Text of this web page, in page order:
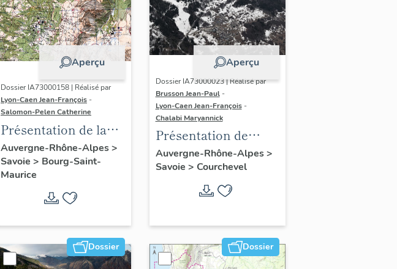
Aperçu
Dossier IA73000158 | Réalisé par
Lyon-Caen Jean-François -
Salomon-Pelen Catherine
Présentation de la
commune de Bourg-
Saint-Maurice
Auvergne-Rhône-Alpes>
Savoie > Bourg-Saint-
Maurice
Aperçu
Dossier IA73000023 | Réalisé par
Brusson Jean-Paul -
Lyon-Caen Jean-François -
Chalabi Maryannick
Présentation de
l'aire d'étude
Courchevel 1850
Auvergne-Rhône-Alpes>
Savoie > Courchevel
Dossier Dossier